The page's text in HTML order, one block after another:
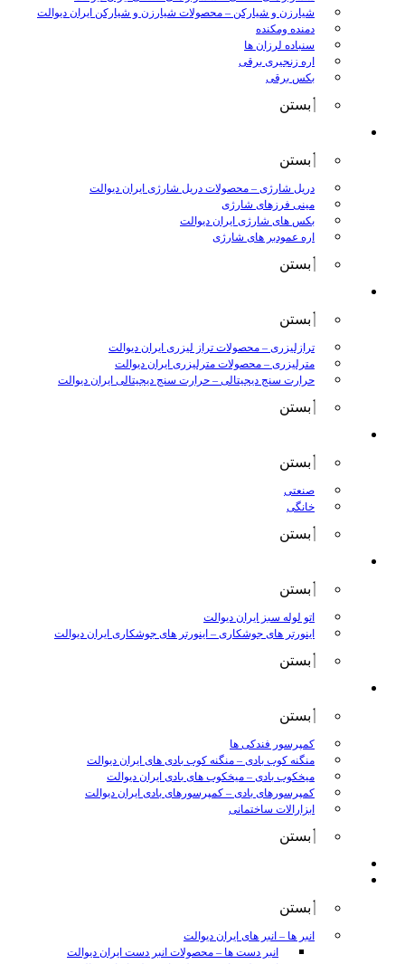
شیارزن و شیارکن – محصولات شیارزن و شیارکن ایران دیوالت
دمنده ومکنده
سنباده لرزان ها
اره زنجیری برقی
بکس برقی
بستن
بستن
دریل شارژی – محصولات دریل شارژی ایران دیوالت
مینی فرزهای شارژی
بکس های شارژی ایران دیوالت
اره عمودبر های شارژی
بستن
بستن
ترازلیزری – محصولات تراز لیزری ایران دیوالت
مترلیزری – محصولات مترلیزری ایران دیوالت
حرارت سنج دیجیتالی – حرارت سنج دیجیتالی ایران دیوالت
بستن
بستن
صنعتی
خانگی
بستن
بستن
اتو لوله سبز ایران دیوالت
اینورتر های جوشکاری – اینورتر های جوشکاری ایران دیوالت
بستن
بستن
کمپرسور فندکی ها
منگنه کوب بادی – منگنه کوب بادی های ایران دیوالت
میخکوب بادی – میخکوب های بادی ایران دیوالت
کمپرسورهای بادی – کمپرسورهای بادی ایران دیوالت
ابزارالات ساختمانی
بستن
بستن
انبر ها – انبر های ایران دیوالت
انبر دست ها – محصولات انبر دست ایران دیوالت